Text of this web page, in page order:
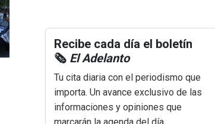
Recibe cada día el boletín
🗞️ El Adelanto
Tu cita diaria con el periodismo que
importa. Un avance exclusivo de las
informaciones y opiniones que